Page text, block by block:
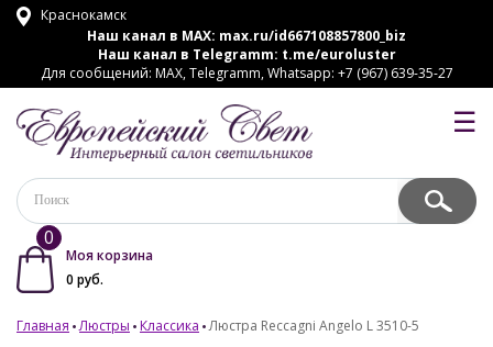
Краснокамск
Наш канал в MAX: max.ru/id667108857800_biz
Наш канал в Telegramm: t.me/euroluster
Для сообщений: MAX, Telegramm, Whatsapp: +7 (967) 639-35-27
☰
0
Моя корзина
0 руб.
Главная Люстры Классика Люстра Reccagni Angelo L 3510-5